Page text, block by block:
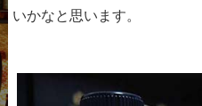
いかなと思います。